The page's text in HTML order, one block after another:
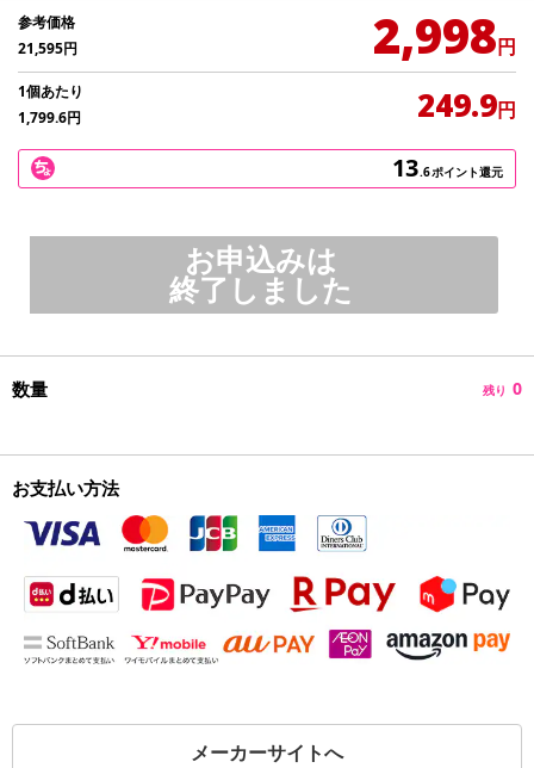
参考価格
21,595円 2,998円
1個あたり
1,799.6円 249.9円
13.6ポイント還元
お申込みは
終了しました
数量 残り 0
お支払い方法
メーカーサイトへ